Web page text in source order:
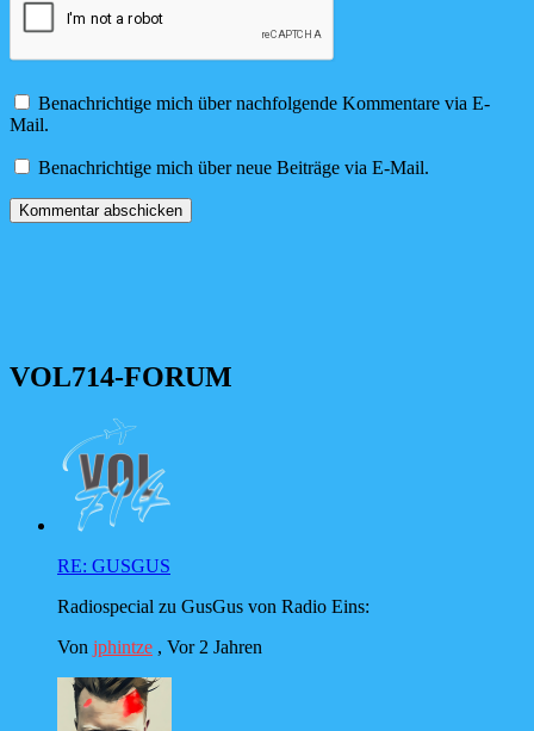
Benachrichtige mich über nachfolgende Kommentare via E-
Mail.
Benachrichtige mich über neue Beiträge via E-Mail.
VOL714-FORUM
RE: GUSGUS
Radiospecial zu GusGus von Radio Eins:
Von jphintze , Vor 2 Jahren